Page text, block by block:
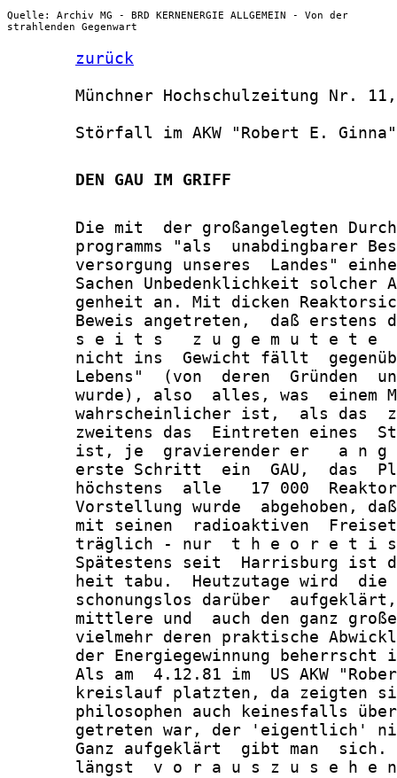
Quelle: Archiv MG - BRD KERNENERGIE ALLGEMEIN - Von der
strahlenden Gegenwart
zurück
Münchner Hochschulzeitung Nr.
       Störfall im AKW "Robert E. Ginna"
       DEN GAU IM GRIFF
Die mit  der großangelegten
programms "als  unabdingbarer
versorgung unseres  Landes"
Sachen Unbedenklichkeit solcher
genheit an. Mit dicken
Beweis angetreten,  daß erstens
s e i t s   z u g e m u t e t e
nicht ins  Gewicht fällt
Lebens"  (von  deren  Gründen
wurde), also  alles, was  einem
wahrscheinlicher ist,  als das
zweitens das  Eintreten eines
ist, je  gravierender er   a n
erste Schritt  ein  GAU,  das
höchstens  alle   17 000
Vorstellung wurde  abgehoben,
mit seinen  radioaktiven
träglich - nur  t h e o r e t i
Spätestens seit  Harrisburg ist
heit tabu.  Heutzutage wird
schonungslos darüber
mittlere und  auch den ganz
vielmehr deren praktische
der Energiegewinnung beherrscht
Als am  4.12.81 im  US AKW
kreislauf platzten, da zeigten
philosophen auch keinesfalls
getreten war, der 'eigentlich'
Ganz aufgeklärt  gibt man
längst  v o r a u s z u s e h e